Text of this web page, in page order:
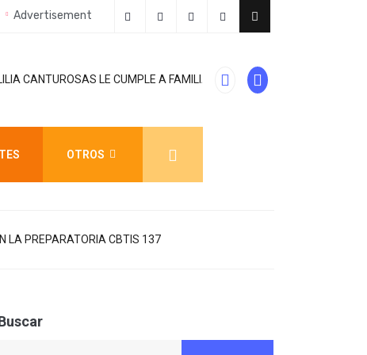
Advertisement
FAMILIAS DEL PONIENTE: ABREN
OTROS
LA PREPARATORIA CBTIS 137